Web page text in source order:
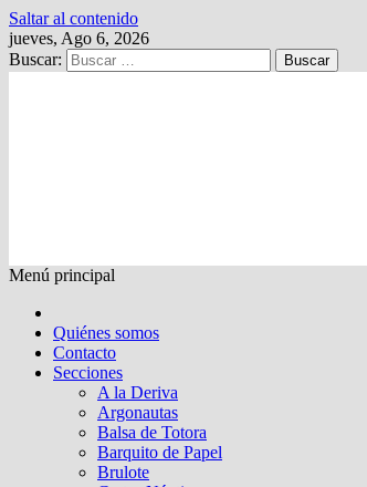
Saltar al contenido
jueves, Ago 6, 2026
Buscar:
Menú principal
Quiénes somos
Contacto
Secciones
A la Deriva
Argonautas
Balsa de Totora
Barquito de Papel
Brulote